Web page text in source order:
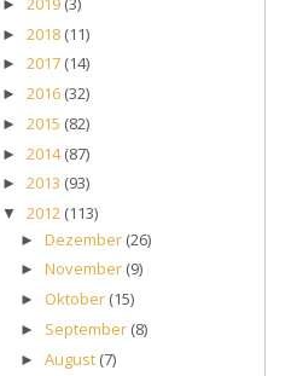
►
► 2018 (11)
► 2017 (14)
► 2016 (32)
► 2015 (82)
► 2014(87)
► 2013 (93)
▼ 2012 (113)
►Dezember (26)
►November (9)
► Oktober (15)
► September (8)
►August (7)